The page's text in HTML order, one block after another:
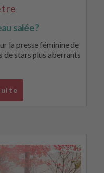
salée ?
la presse féminine de
de stars plus aberrants